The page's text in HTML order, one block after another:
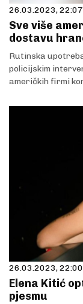
26.03.2023, 22:07
Sve više
dostavu
Rutinska
policijskim
američkih firmi
26.03.2023, 22:00
Elena Kitić
pjesmu